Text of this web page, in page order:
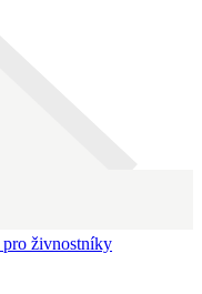
pro živnostníky